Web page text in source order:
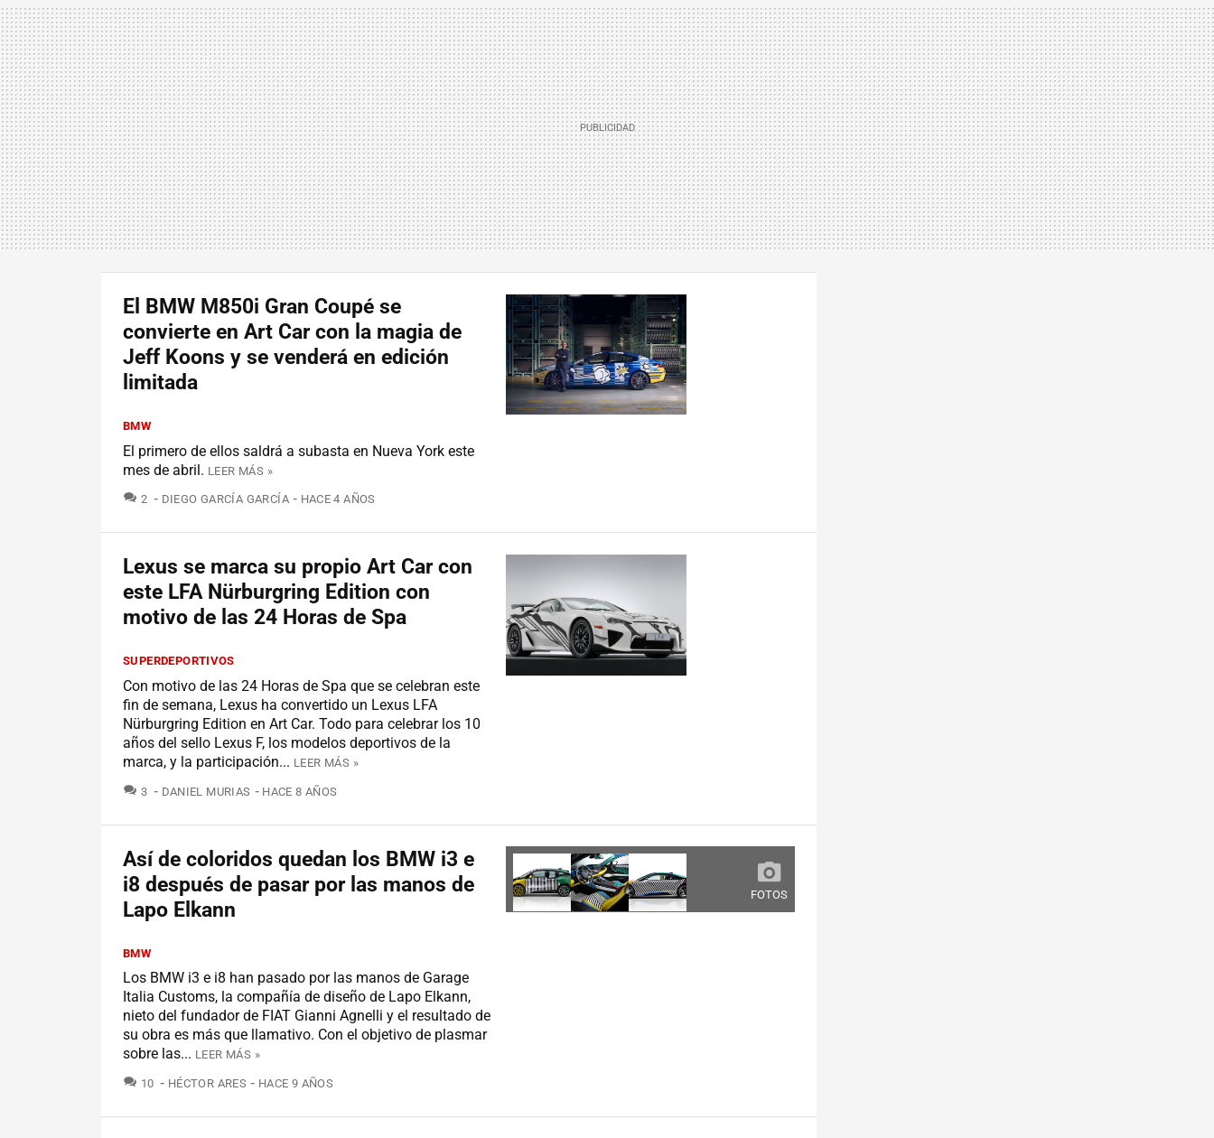
El BMW M850i Gran Coupé se
convierte en Art Car con la magia de
Jeff Koons y se venderá en edición
limitada
BMW
El primero de ellos saldrá a subasta en Nueva York este
mes de abril. LEER MÁS »
2 COMENTARIOS
DIEGO GARCÍA GARCÍA HACE 4 AÑOS
Lexus se marca su propio Art Car con
este LFA Nürburgring Edition con
motivo de las 24 Horas de Spa
SUPERDEPORTIVOS
Con motivo de las 24 Horas de Spa que se celebran este
fin de semana, Lexus ha convertido un Lexus LFA
Nürburgring Edition en Art Car. Todo para celebrar los 10
años del sello Lexus F, los modelos deportivos de la
marca, y la participación... LEER MÁS »
3 COMENTARIOS
DANIEL MURIAS HACE 8 AÑOS
FOTOS
Así de coloridos quedan los BMW i3 e
i8 después de pasar por las manos de
Lapo Elkann
BMW
Los BMW i3 e i8 han pasado por las manos de Garage
Italia Customs, la compañía de diseño de Lapo Elkann,
nieto del fundador de FIAT Gianni Agnelli y el resultado de
su obra es más que llamativo. Con el objetivo de plasmar
sobre las... LEER MÁS »
10 COMENTARIOS
HÉCTOR ARES HACE 9 AÑOS